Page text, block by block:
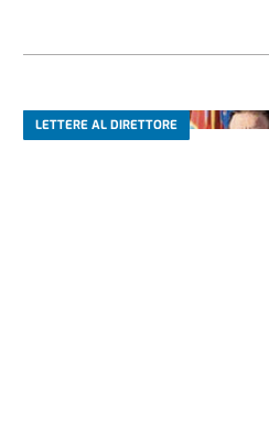
LETTERE AL DIRETTORE